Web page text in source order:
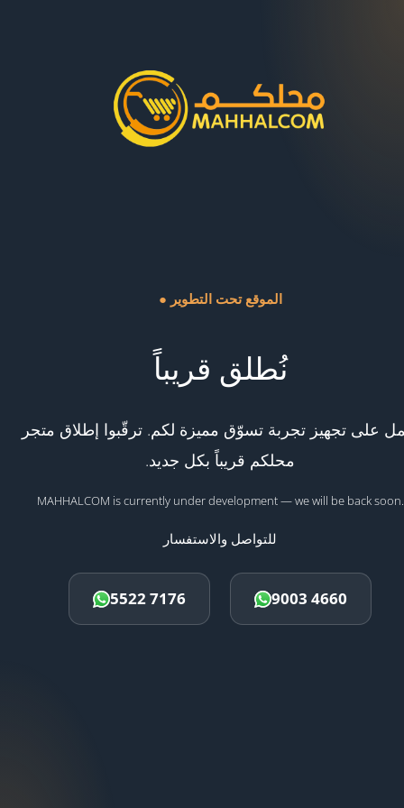
● الموقع تحت التطوير
نُطلق قريباً
على تجهيز تجربة تسوّق مميزة لكم. ترقّبوا إطلاق متجر
محلكم قريباً بكل جديد.
MAHHALCOM is currently under development — we will be back soon.
للتواصل والاستفسار
5522 7176 9003 4660